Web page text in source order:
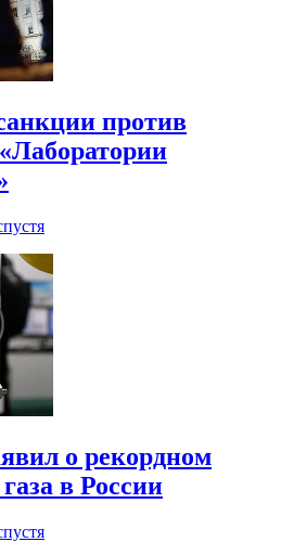
против
о рекордном
в России